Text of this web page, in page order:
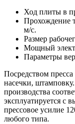
Ход плиты в
Прохождение
м/с.
Размер
Мощный
Параметры
Посредством
насечки,
производства
эксплуатируется с
прессовое усилие
любого типа.